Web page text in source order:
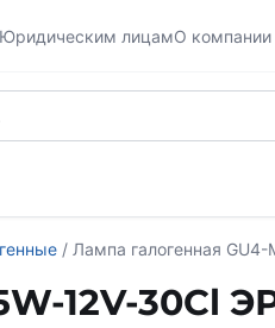
Юридическим лицамО компании
/ Лампа галогенная
12V-30Cl